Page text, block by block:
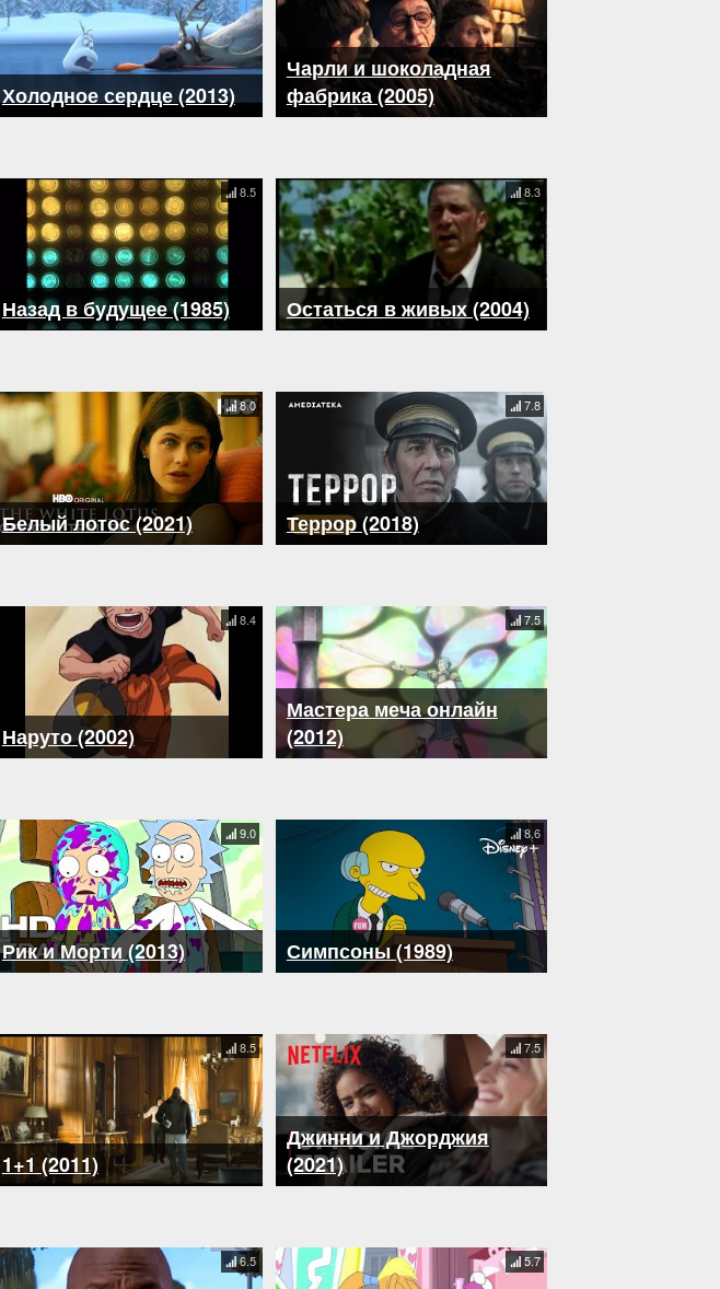
Холодное сердце (2013)
Чарли и шоколадная
фабрика (2005)
Назад в будущее (1985)
8.5
Остаться в живых (2004)
8.3
Белый лотос (2021)
8.0
Террор (2018)
7.8
Наруто (2002)
8.4
Мастера меча онлайн
(2012)
7.5
Рик и Морти (2013)
9.0
Симпсоны (1989)
8.6
1+1 (2011)
8.5
Джинни и Джорджия
(2021)
7.5
6.5 5.7